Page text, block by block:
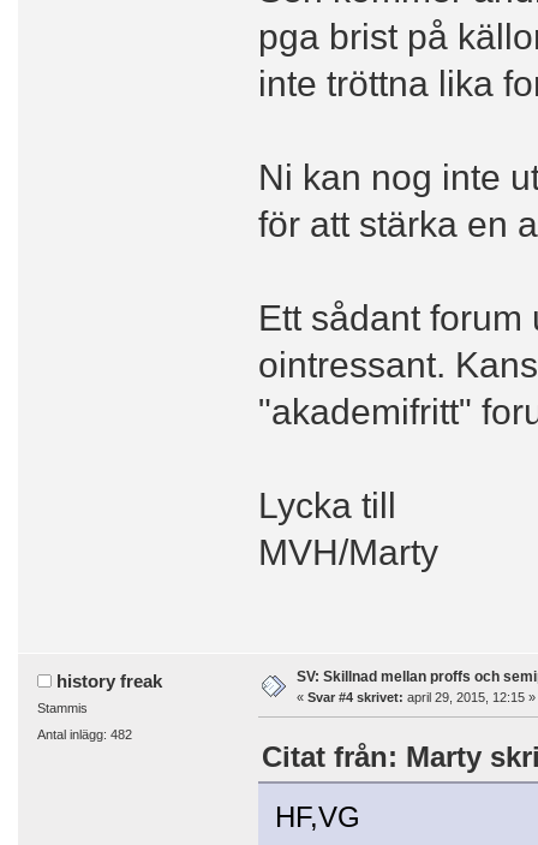
pga brist på
inte tröttna lika
Ni kan nog inte
för att stärka en
Ett sådant
ointressant.
"akademifritt"
Lycka till
MVH/Marty
history freak
Stammis
Antal inlägg: 482
SV: Skillnad mellan proffs och
« Svar #4 skrivet: april 29, 2015, 12:15 »
Citat från: Marty
HF,VG